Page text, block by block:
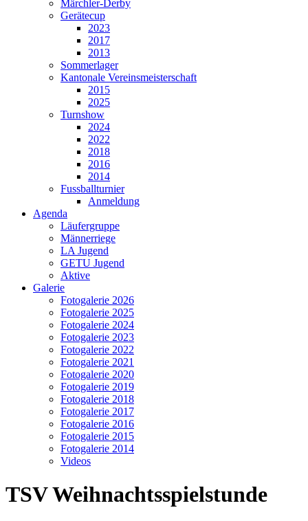
Märchler-Derby
Gerätecup
2023
2017
2013
Sommerlager
Kantonale Vereinsmeisterschaft
2015
2025
Turnshow
2024
2022
2018
2016
2014
Fussballturnier
Anmeldung
Agenda
Läufergruppe
Männerriege
LA Jugend
GETU Jugend
Aktive
Galerie
Fotogalerie 2026
Fotogalerie 2025
Fotogalerie 2024
Fotogalerie 2023
Fotogalerie 2022
Fotogalerie 2021
Fotogalerie 2020
Fotogalerie 2019
Fotogalerie 2018
Fotogalerie 2017
Fotogalerie 2016
Fotogalerie 2015
Fotogalerie 2014
Videos
TSV Weihnachtsspielstunde